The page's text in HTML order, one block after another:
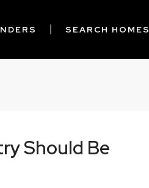
SEARCH HOMES
Should Be